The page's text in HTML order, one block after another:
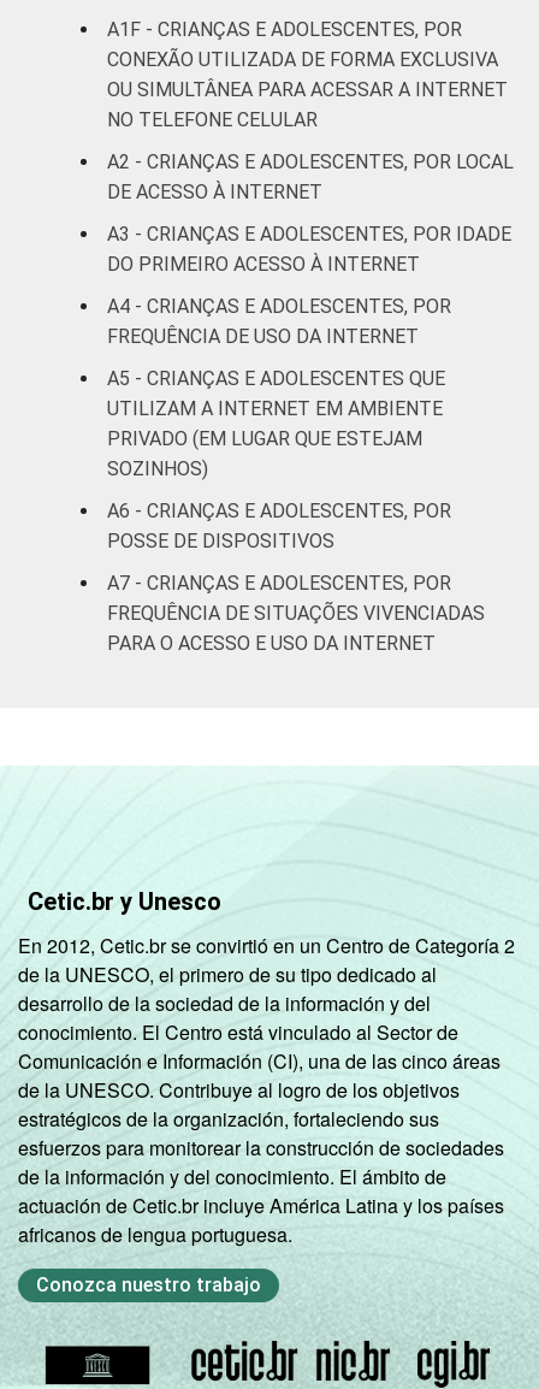
Mais de 1
SM até 2 SM
4
Mais de 2
SM até 3 SM
SM
6
Não tem
renda
39
Não sabe 1
Não
CLASSE
AB
C 5
DE 7
À INTERNET
Não 7 16
Estudos para o Desenvolvimento da
Sociedade da Informação (Cetic.br),
Pesquisa sobre o uso da Internet por
crianças e adolescentes no Brasil – TIC Kids
Online Brasil 2022.
A1F - CRIANÇAS E ADOLESCENTES, POR
CONEXÃO UTILIZADA DE FORMA EXCLUSIVA
OU SIMULTÂNEA PARA ACESSAR A INTERNET
NO TELEFONE CELULAR
A2 - CRIANÇAS E ADOLESCENTES, POR LOCAL
DE ACESSO À INTERNET
A3 - CRIANÇAS E ADOLESCENTES, POR IDADE
DO PRIMEIRO ACESSO À INTERNET
A4 - CRIANÇAS E ADOLESCENTES, POR
FREQUÊNCIA DE USO DA INTERNET
A5 - CRIANÇAS E ADOLESCENTES QUE
UTILIZAM A INTERNET EM AMBIENTE
PRIVADO (EM LUGAR QUE ESTEJAM
SOZINHOS)
A6 - CRIANÇAS E ADOLESCENTES, POR
POSSE DE DISPOSITIVOS
A7 - CRIANÇAS E ADOLESCENTES, POR
FREQUÊNCIA DE SITUAÇÕES VIVENCIADAS
PARA O ACESSO E USO DA INTERNET
Cetic.br y Unesco
En 2012, Cetic.br se convirtió en un Centro de Categoría 2
de la UNESCO, el primero de su tipo dedicado al
desarrollo de la sociedad de la información y del
conocimiento. El Centro está vinculado al Sector de
Comunicación e Información (CI), una de las cinco áreas
de la UNESCO. Contribuye al logro de los objetivos
estratégicos de la organización, fortaleciendo sus
esfuerzos para monitorear la construcción de sociedades
de la información y del conocimiento. El ámbito de
actuación de Cetic.br incluye América Latina y los países
africanos de lengua portuguesa.
Conozca nuestro trabajo